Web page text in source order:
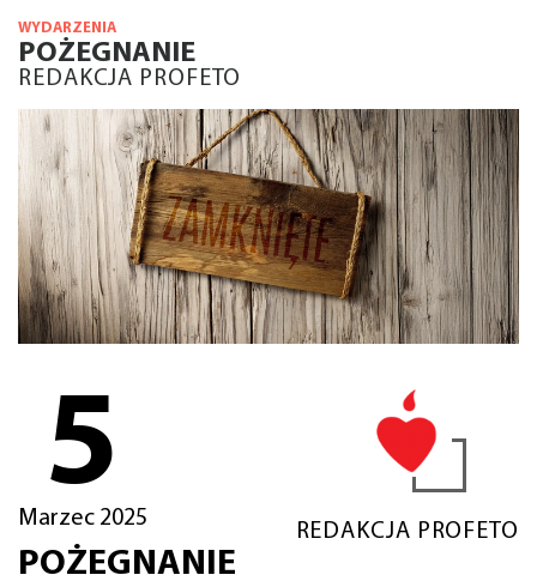
WYDARZENIA
POŻEGNANIE
REDAKCJA PROFETO
5
Marzec 2025
REDAKCJA PROFETO
POŻEGNANIE